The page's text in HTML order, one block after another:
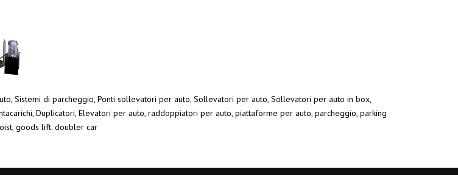
Sistemi di parcheggio, Ponti sollevatori per auto, Sollevatori per auto, Sollevatori per auto in box,
Duplicatori, Elevatori per auto, raddoppiatori per auto, piattaforme per auto, parcheggio, parking
goods lift. doubler car